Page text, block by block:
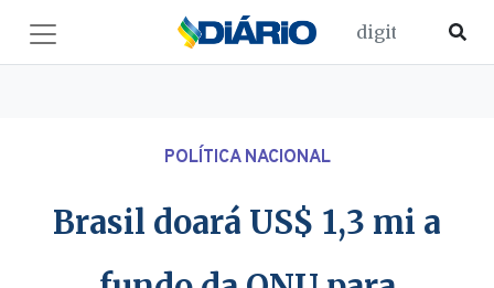
POLÍTICA NACIONAL
Brasil doará US$ 1,3 mi a